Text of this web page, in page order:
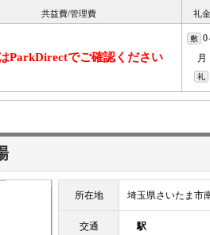
共益費/管理費
礼金
ParkDirectでご確認ください
敷 0
月
礼
所在地 埼玉県さいたま市
交通 駅